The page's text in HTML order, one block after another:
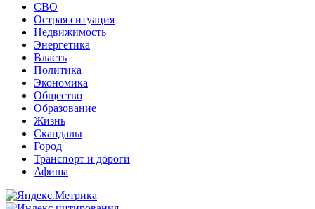
СВО
Острая ситуация
Недвижимость
Энергетика
Власть
Политика
Экономика
Общество
Образование
Жизнь
Скандалы
Город
Транспорт и дороги
Афиша